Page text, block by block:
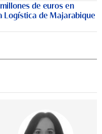
de euros en
Logística de Majarabique